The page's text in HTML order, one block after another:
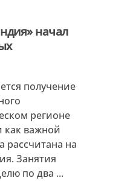
начал
получение
регионе
как важной
рассчитана на
Занятия
по два ...